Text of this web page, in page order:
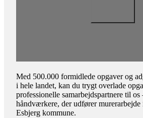
Med 500.000 formidlede opgaver og
i hele landet, kan du trygt overlade
professionelle samarbejdspartnere til
håndværkere, der udfører
Esbjerg kommune.